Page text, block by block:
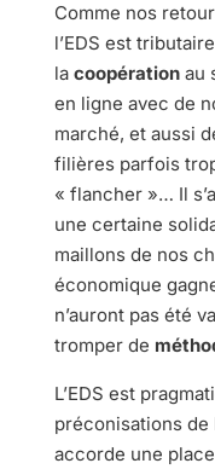
Comme nos
l’EDS est
la coopérationau
en ligne avec de
marché, et aussi
filières parfois
« flancher »… Il
une certaine
maillons de nos
économique
n’auront pas été
tromper de
L’EDS est
préconisations de
accorde une